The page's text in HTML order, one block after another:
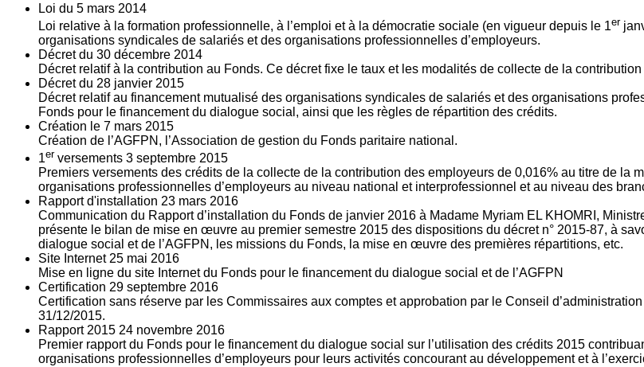
Loi du 5 mars 2014
Loi relative à la formation professionnelle, à l’emploi et à la démocratie sociale (en vigueur depuis le 1er
organisations syndicales de salariés et des organisations professionnelles d’employeurs.
Décret du 30 décembre 2014
Décret relatif à la contribution au Fonds. Ce décret fixe le taux et les modalités de collecte de la
Décret du 28 janvier 2015
Décret relatif au financement mutualisé des organisations syndicales de salariés et des organisations
Fonds pour le financement du dialogue social, ainsi que les règles de répartition des crédits.
Création le 7 mars 2015
Création de l’AGFPN, l’Association de gestion du Fonds paritaire national.
1er versements 3 septembre 2015
Premiers versements des crédits de la collecte de la contribution des employeurs de 0,016% au titre de la
organisations professionnelles d’employeurs au niveau national et interprofessionnel et au niveau des
Rapport d'installation 23 mars 2016
Communication du Rapport d’installation du Fonds de janvier 2016 à Madame Myriam EL KHOMRI,
présente le bilan de mise en œuvre au premier semestre 2015 des dispositions du décret n° 2015-87, à
dialogue social et de l’AGFPN, les missions du Fonds, la mise en œuvre des premières répartitions, etc.
Site Internet 25 mai 2016
Mise en ligne du site Internet du Fonds pour le financement du dialogue social et de l’AGFPN
Certification 29 septembre 2016
Certification sans réserve par les Commissaires aux comptes et approbation par le Conseil
31/12/2015.
Rapport 2015 24 novembre 2016
Premier rapport du Fonds pour le financement du dialogue social sur l’utilisation des crédits 2015
organisations professionnelles d’employeurs pour leurs activités concourant au développement et à